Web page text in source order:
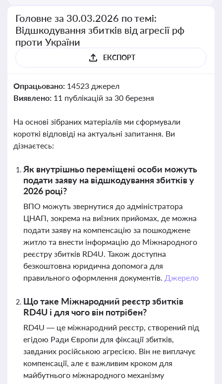
Головне за 30.03.2026 по темі:
Відшкодування збитків від агресії рф
проти України
ЕКСПОРТ
Опрацьовано: 14523 джерел
Виявлено: 11 публікацій за 30 березня
На основі зібраних матеріалів ми сформували
короткі відповіді на актуальні запитання. Ви
дізнаєтесь:
Як внутрішньо переміщені особи можуть
подати заяву на відшкодування збитків у
2026 році?
ВПО можуть звернутися до адміністратора
ЦНАП, зокрема на виїзних прийомах, де можна
подати заяву на компенсацію за пошкоджене
житло та внести інформацію до Міжнародного
реєстру збитків RD4U. Також доступна
безкоштовна юридична допомога для
правильного оформлення документів. Джерело
Що таке Міжнародний реєстр збитків
RD4U і для чого він потрібен?
RD4U — це міжнародний реєстр, створений під
егідою Ради Європи для фіксації збитків,
завданих російською агресією. Він не виплачує
компенсації, але є важливим кроком для
майбутнього міжнародного механізму